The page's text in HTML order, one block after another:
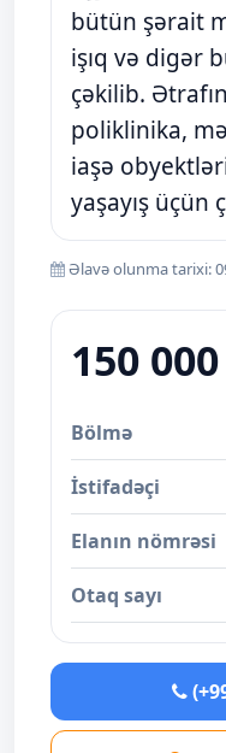
bütün şərait
işıq və digər
çəkilib.
poliklinika,
iaşə
yaşayış üçün
Əlavə olunma tarixi:
150 000
Bölmə
İstifadəçi
Elanın nömrəsi
Otaq sayı